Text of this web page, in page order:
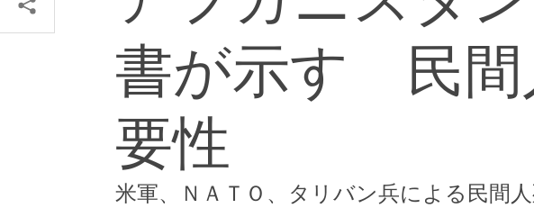
書が示す 民間
要性
米軍、ＮＡＴＯ、タリバン兵による民間